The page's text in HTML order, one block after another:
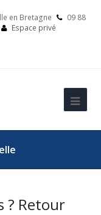
en Bretagne
09 88
Espace privé
? Retour